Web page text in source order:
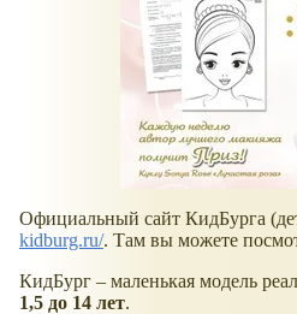
Официальный сайт КидБурга
kidburg.ru/. Там вы можете
КидБург – маленькая модель
1,5 до 14 лет.